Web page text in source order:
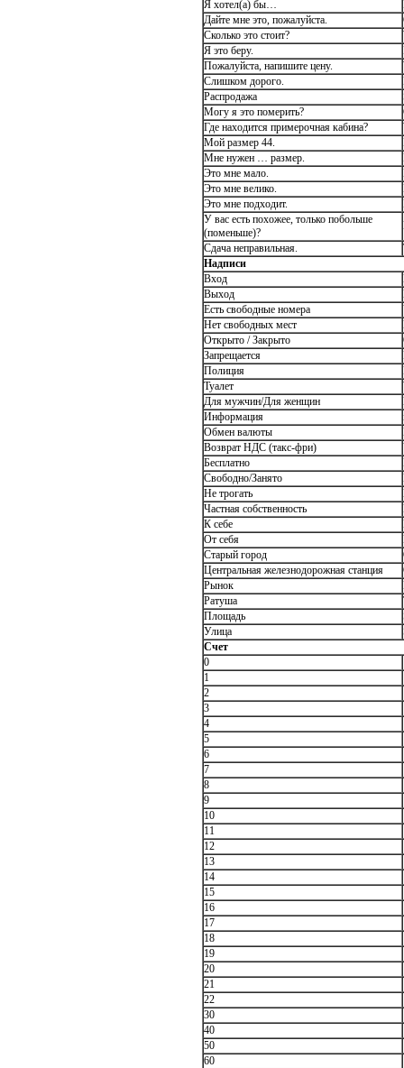
Я хотел(а) бы…
Дайте мне это, пожалуйста.
Сколько это стоит?
Я это беру.
Пожалуйста, напишите цену.
Слишком дорого.
Распродажа
Могу я это померить?
Где находится примерочная кабина?
Мой размер 44.
Мне нужен … размер.
Это мне мало.
Это мне велико.
Это мне подходит.
У вас есть похожее, только побольше
(поменьше)?
Сдача неправильная.
Надписи
Вход
Выход
Есть свободные номера
Нет свободных мест
Открыто / Закрыто
Запрещается
Полиция
Туалет
Для мужчин/Для женщин
Информация
Обмен валюты
Возврат НДС (такс-фри)
Бесплатно
Свободно/Занято
Не трогать
Частная собственность
К себе
От себя
Старый город
Центральная железнодорожная станция
Рынок
Ратуша
Площадь
Улица
Счет
0
1
2
3
4
5
6
7
8
9
10
11
12
13
14
15
16
17
18
19
20
21
22
30
40
50
60